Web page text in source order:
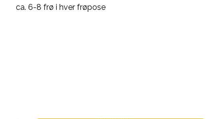
ca. 6-8 frø i hver frøpose